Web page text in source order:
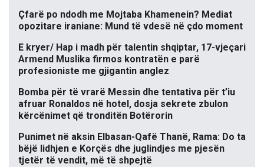
Çfarë po ndodh me Mojtaba Khamenein? Mediat
opozitare iraniane: Mund të vdesë në çdo moment
E kryer/ Hap i madh për talentin shqiptar, 17-vjeçari
Armend Muslika firmos kontratën e parë
profesioniste me gjigantin anglez
Bomba për të vrarë Messin dhe tentativa për t’iu
afruar Ronaldos në hotel, dosja sekrete zbulon
kërcënimet që tronditën Botërorin
Punimet në aksin Elbasan-Qafë Thanë, Rama: Do ta
bëjë lidhjen e Korçës dhe juglindjes me pjesën
tjetër të vendit, më të shpejtë